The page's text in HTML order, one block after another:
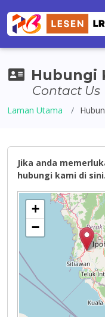
Hubungi
Contact Us
Laman Utama
Jika anda
hubungi kami di sini.